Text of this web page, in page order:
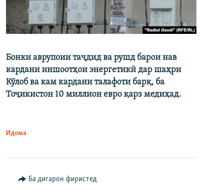
Бонки аврупоии таҷдид ва рушд барои нав
кардани иншоотҳои энергетикӣ дар шаҳри
Кӯлоб ва кам кардани талафоти барқ, ба
Тоҷикистон 10 миллион евро қарз медиҳад.
Идома
Ба дигарон фиристед